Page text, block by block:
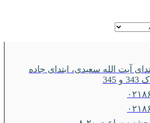
آیت الله سعیدی، ابتدای جاده
345